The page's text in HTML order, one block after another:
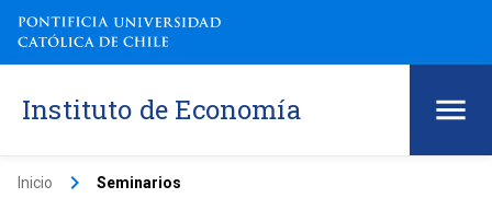
Instituto de Economía
Inicio keyboard_arrow_right Seminarios